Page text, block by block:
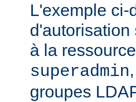
L'exemple ci-
à la
superadmin
groupes